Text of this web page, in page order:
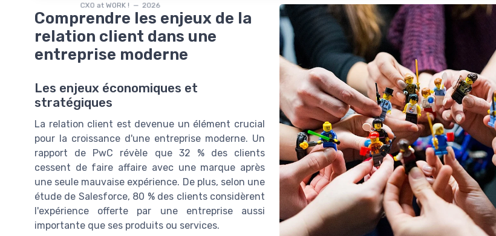
CXO at WORK ! — 2026
Comprendre les enjeux de la
relation client dans une
entreprise moderne
Les enjeux économiques et
stratégiques
La relation client est devenue un élément crucial
pour la croissance d'une entreprise moderne. Un
rapport de PwC révèle que 32 % des clients
cessent de faire affaire avec une marque après
une seule mauvaise expérience. De plus, selon une
étude de Salesforce, 80 % des clients considèrent
l'expérience offerte par une entreprise aussi
importante que ses produits ou services.